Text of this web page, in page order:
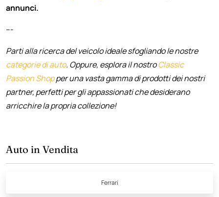
annunci.
---
Parti alla ricerca del veicolo ideale sfogliando le nostre
categorie di auto. Oppure, esplora il nostroClassic
Passion Shopper una vasta gamma di prodotti dei nostri
partner, perfetti per gli appassionati che desiderano
arricchire la propria collezione!
Auto in Vendita
Ferrari